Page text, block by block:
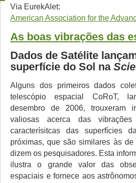
Via EurekAlet:
American Association for the
As boas vibrações das
Dados de Satélite
superfície do Sol na
Alguns dos primeiros dados
telescópio espacial CoRoT,
desembro de 2006, trouxeram
valiosas acerca das
caracterísitcas das superfícies
próximas, que são similares às de
dizem os pesquisadores. Esta
ilustra o grande valor das
espaciais e fornece aos